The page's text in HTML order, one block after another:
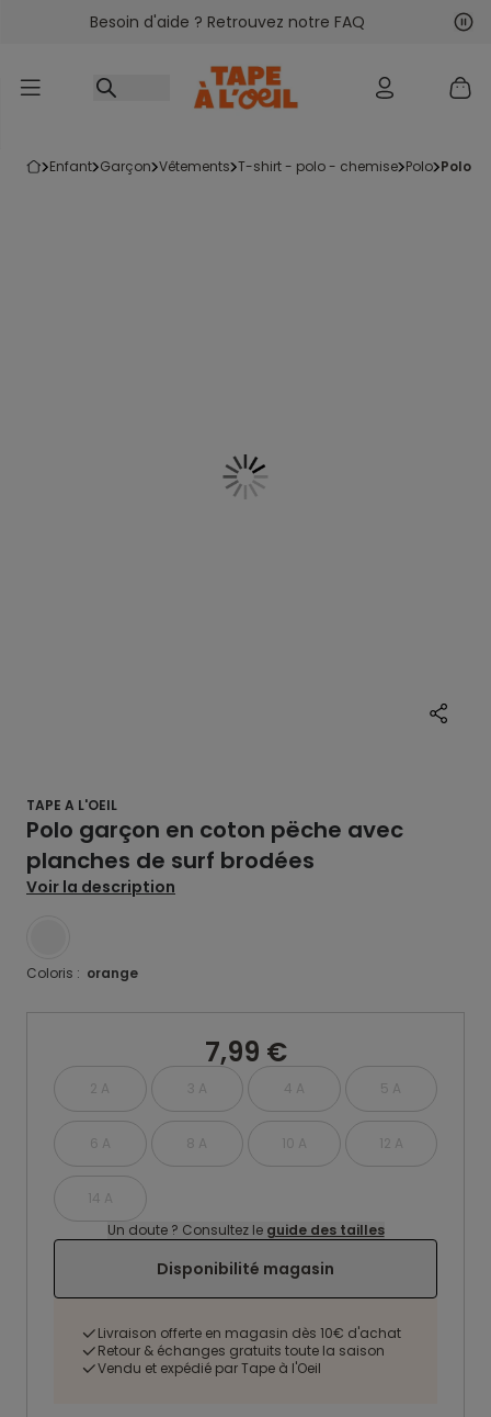
Accéder au contenu
Besoin d'aide ? Retrouvez notre FAQ
enfant garçon vêtements t-shirt - polo - chemise polo polo
TAPE A L'OEIL
Polo garçon en coton pëche avec
planches de surf brodées
Voir la description
Coloris : orange
7,99 €
2 A 3 A 4 A 5 A
6 A 8 A 10 A 12 A
14 A
Un doute ? Consultez le guide des tailles
Disponibilité magasin
Livraison offerte en magasin dès 10€ d'achat
Retour & échanges gratuits toute la saison
Vendu et expédié par Tape à l'Oeil